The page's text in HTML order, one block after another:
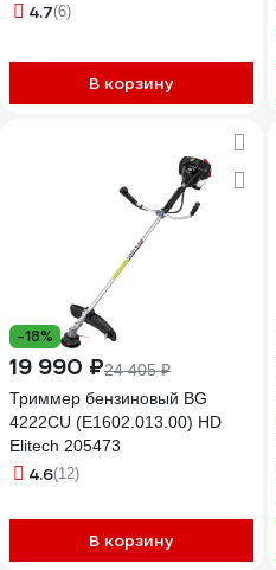
4.7(6)
В корзину
-18%
19 990 ₽24 405 ₽
Триммер бензиновый BG
4222CU (E1602.013.00) HD
Elitech 205473
4.6(12)
В корзину